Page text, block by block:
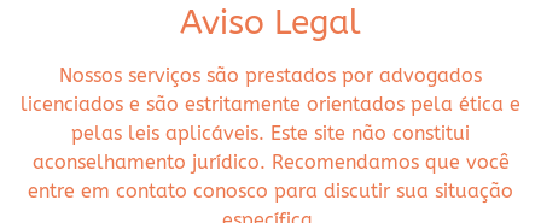
Aviso Legal
Nossos serviços são prestados por advogados
licenciados e são estritamente orientados pela ética e
pelas leis aplicáveis. Este site não constitui
aconselhamento jurídico. Recomendamos que você
entre em contato conosco para discutir sua situação